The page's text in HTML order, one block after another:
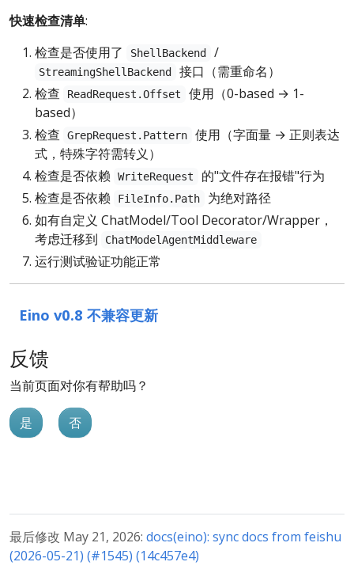
快速检查清单:
检查是否使用了
ShellBackend /
StreamingShellBackend
接口（需重命名）
检查
ReadRequest.Offset
使用（0-based → 1-
based）
检查
GrepRequest.Pattern
使用（字面量 → 正则表达
式，特殊字符需转义）
检查是否依赖
WriteRequest
的"文件存在报错"行为
检查是否依赖
FileInfo.Path
为绝对路径
如有自定义 ChatModel/Tool Decorator/Wrapper，
考虑迁移到
ChatModelAgentMiddleware
运行测试验证功能正常
Eino v0.8 不兼容更新
反馈
当前页面对你有帮助吗？
是 否
最后修改 May 21, 2026: docs(eino): sync docs from feishu
(2026-05-21) (#1545) (14c457e4)